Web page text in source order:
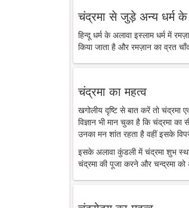
चंद्रमा से जुड़े अन्य धर्म के
हिन्दू धर्म के अलावा इस्लाम धर्म में
किया जाता है और रमज़ान का व्रत
चंद्रमा का महत्व
खगोलीय दृष्टि से बात करें तो
विज्ञान भी मान चुका है कि चंद्रमा
उनका मन शांत रहता है वहीं इसके
इसके अलावा कुंडली में चंद्रमा शुभ
चंद्रमा की पूजा करने और चन्द्रमा को